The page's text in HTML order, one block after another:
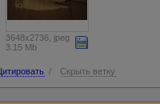
3648x2736, jpeg
3.15 Mb
Цитировать / Скрыть ветку